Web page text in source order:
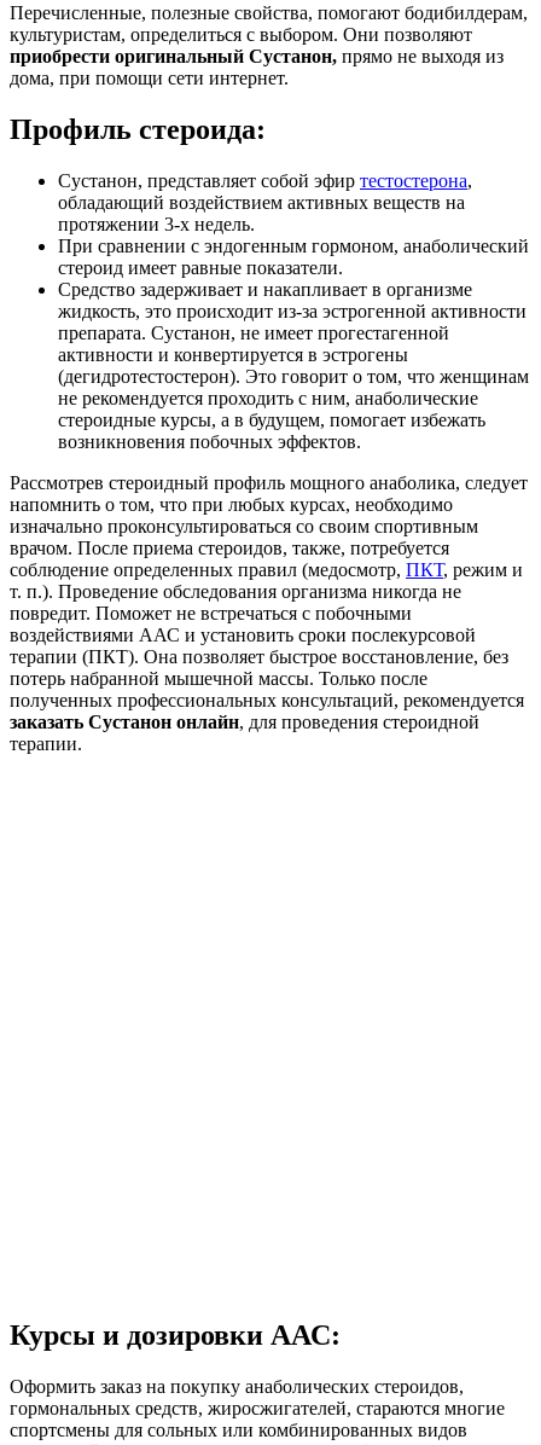
Перечисленные, полезные свойства, помогают бодибилдерам,
культуристам, определиться с выбором. Они позволяют
приобрести оригинальный Сустанон, прямо не выходя из
дома, при помощи сети интернет.
Профиль стероида:
Сустанон, представляет собой эфир тестостерона,
обладающий воздействием активных веществ на
протяжении 3-х недель.
При сравнении с эндогенным гормоном, анаболический
стероид имеет равные показатели.
Средство задерживает и накапливает в организме
жидкость, это происходит из-за эстрогенной активности
препарата. Сустанон, не имеет прогестагенной
активности и конвертируется в эстрогены
(дегидротестостерон). Это говорит о том, что женщинам
не рекомендуется проходить с ним, анаболические
стероидные курсы, а в будущем, помогает избежать
возникновения побочных эффектов.
Рассмотрев стероидный профиль мощного анаболика, следует
напомнить о том, что при любых курсах, необходимо
изначально проконсультироваться со своим спортивным
врачом. После приема стероидов, также, потребуется
соблюдение определенных правил (медосмотр, ПКТ, режим и
т. п.). Проведение обследования организма никогда не
повредит. Поможет не встречаться с побочными
воздействиями ААС и установить сроки послекурсовой
терапии (ПКТ). Она позволяет быстрое восстановление, без
потерь набранной мышечной массы. Только после
полученных профессиональных консультаций, рекомендуется
заказать Сустанон онлайн, для проведения стероидной
терапии.
Курсы и дозировки ААС:
Оформить заказ на покупку анаболических стероидов,
гормональных средств, жиросжигателей, стараются многие
спортсмены для сольных или комбинированных видов